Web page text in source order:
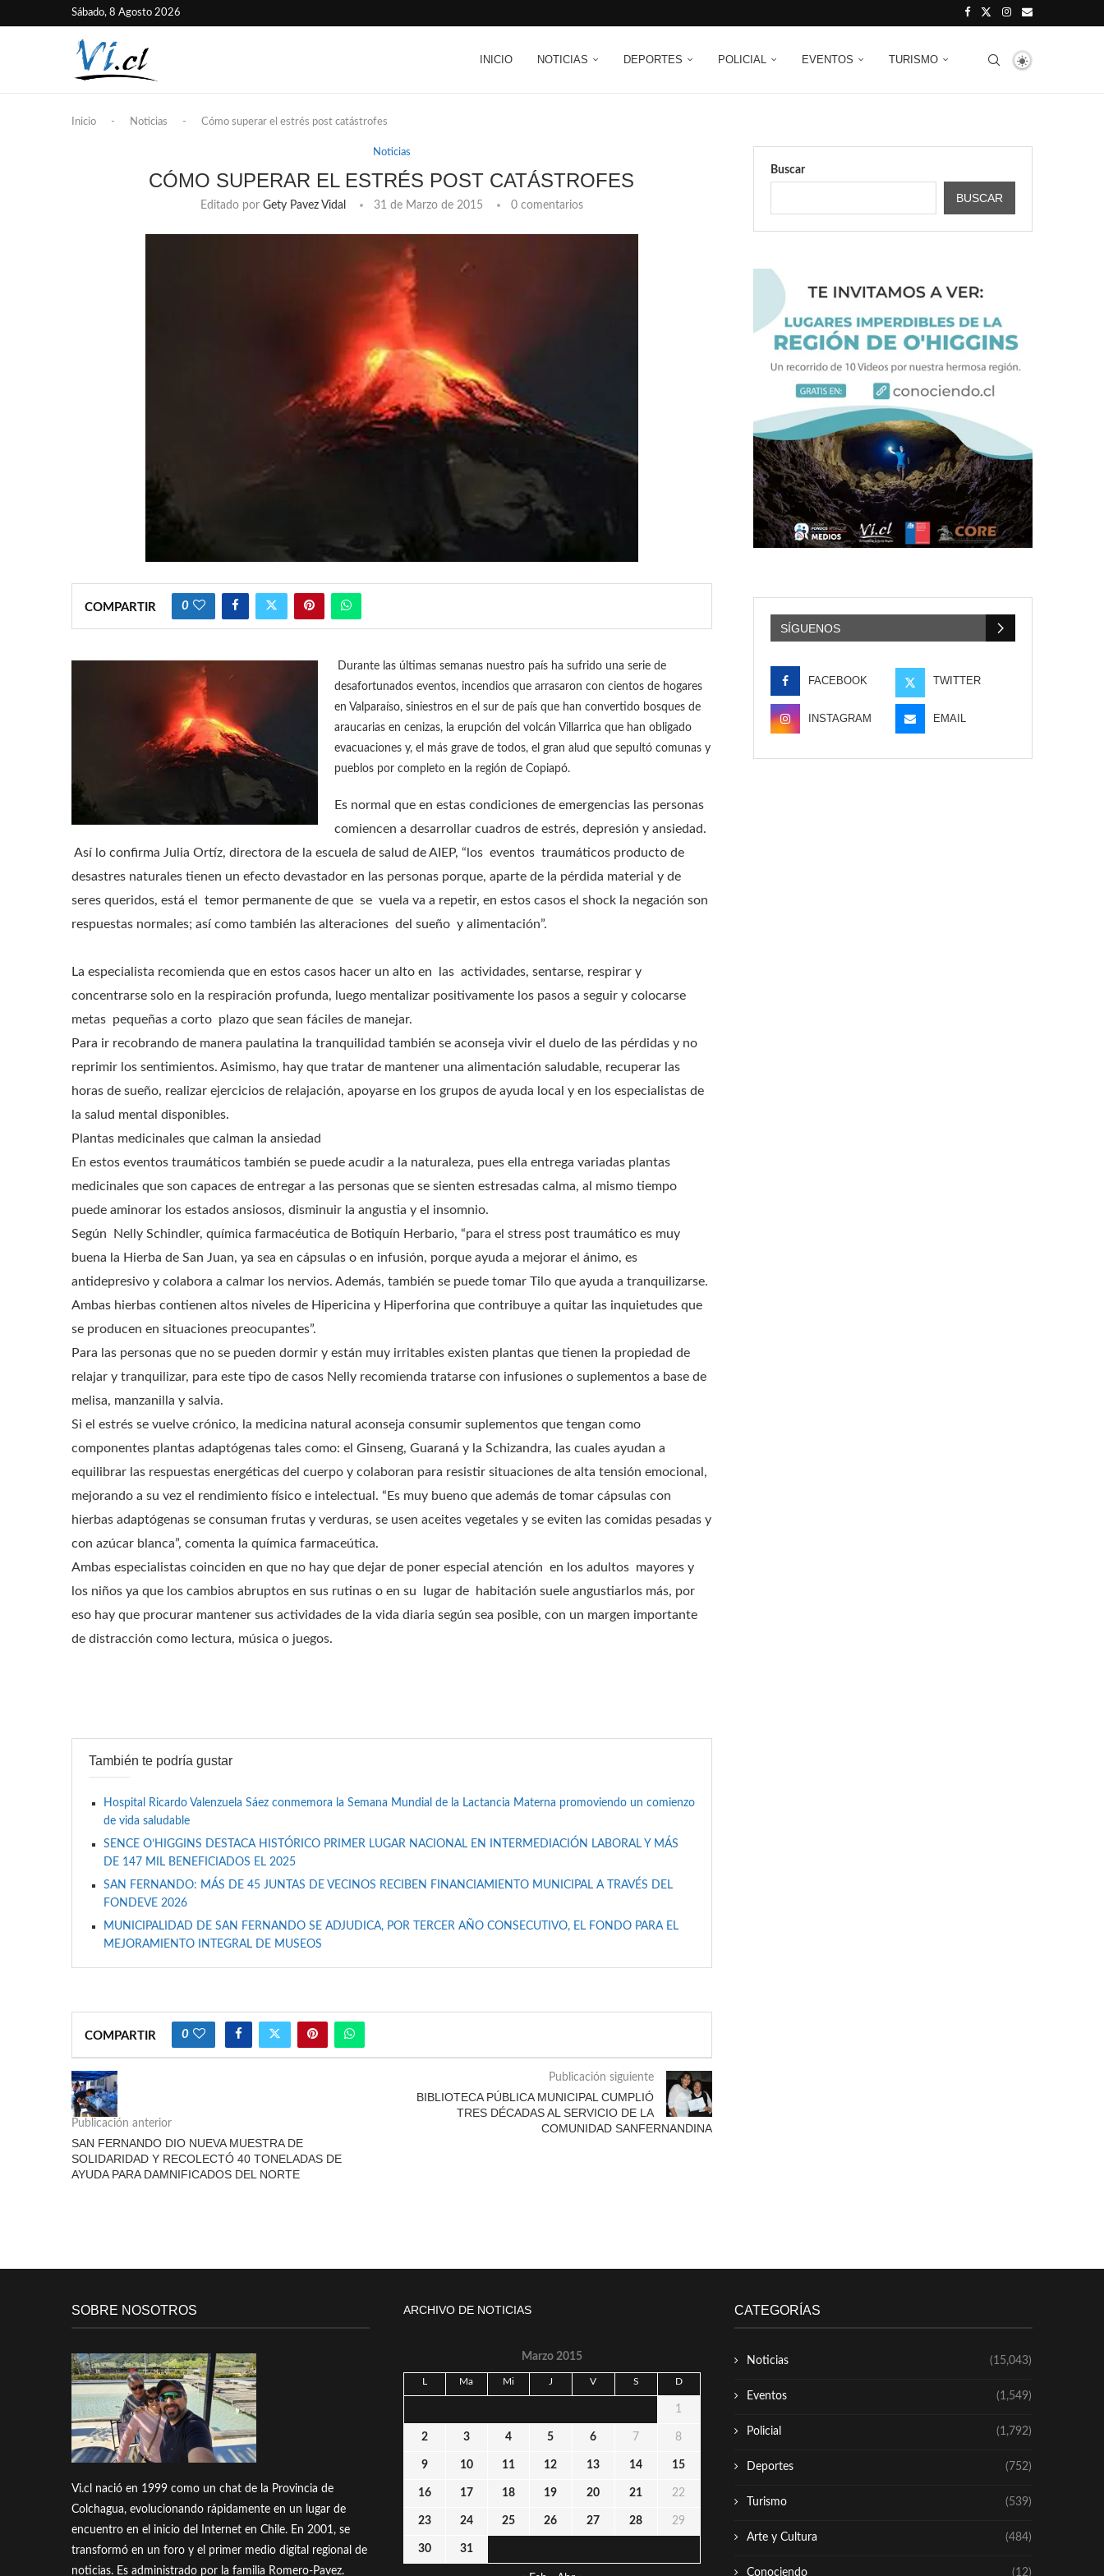
Sábado, 8 Agosto 2026
INICIO NOTICIAS DEPORTES POLICIAL EVENTOS TURISMO
Inicio - Noticias - Cómo superar el estrés post catástrofes
Noticias
CÓMO SUPERAR EL ESTRÉS POST CATÁSTROFES
Editado por Gety Pavez Vidal 31 de Marzo de 2015 0 comentarios
COMPARTIR 0
Durante las últimas semanas nuestro país ha sufrido una serie de
desafortunados eventos, incendios que arrasaron con cientos de hogares
en Valparaíso, siniestros en el sur de país que han convertido bosques de
araucarias en cenizas, la erupción del volcán Villarrica que han obligado
evacuaciones y, el más grave de todos, el gran alud que sepultó comunas y
pueblos por completo en la región de Copiapó.
Es normal que en estas condiciones de emergencias las personas
comiencen a desarrollar cuadros de estrés, depresión y ansiedad.
Así lo confirma Julia Ortíz, directora de la escuela de salud de AIEP, “los eventos traumáticos producto de
desastres naturales tienen un efecto devastador en las personas porque, aparte de la pérdida material y de
seres queridos, está el temor permanente de que se vuela va a repetir, en estos casos el shock la negación son
respuestas normales; así como también las alteraciones del sueño y alimentación”.
La especialista recomienda que en estos casos hacer un alto en las actividades, sentarse, respirar y
concentrarse solo en la respiración profunda, luego mentalizar positivamente los pasos a seguir y colocarse
metas pequeñas a corto plazo que sean fáciles de manejar.
Para ir recobrando de manera paulatina la tranquilidad también se aconseja vivir el duelo de las pérdidas y no
reprimir los sentimientos. Asimismo, hay que tratar de mantener una alimentación saludable, recuperar las
horas de sueño, realizar ejercicios de relajación, apoyarse en los grupos de ayuda local y en los especialistas de
la salud mental disponibles.
Plantas medicinales que calman la ansiedad
En estos eventos traumáticos también se puede acudir a la naturaleza, pues ella entrega variadas plantas
medicinales que son capaces de entregar a las personas que se sienten estresadas calma, al mismo tiempo
puede aminorar los estados ansiosos, disminuir la angustia y el insomnio.
Según Nelly Schindler, química farmacéutica de Botiquín Herbario, “para el stress post traumático es muy
buena la Hierba de San Juan, ya sea en cápsulas o en infusión, porque ayuda a mejorar el ánimo, es
antidepresivo y colabora a calmar los nervios. Además, también se puede tomar Tilo que ayuda a tranquilizarse.
Ambas hierbas contienen altos niveles de Hipericina y Hiperforina que contribuye a quitar las inquietudes que
se producen en situaciones preocupantes”.
Para las personas que no se pueden dormir y están muy irritables existen plantas que tienen la propiedad de
relajar y tranquilizar, para este tipo de casos Nelly recomienda tratarse con infusiones o suplementos a base de
melisa, manzanilla y salvia.
Si el estrés se vuelve crónico, la medicina natural aconseja consumir suplementos que tengan como
componentes plantas adaptógenas tales como: el Ginseng, Guaraná y la Schizandra, las cuales ayudan a
equilibrar las respuestas energéticas del cuerpo y colaboran para resistir situaciones de alta tensión emocional,
mejorando a su vez el rendimiento físico e intelectual. “Es muy bueno que además de tomar cápsulas con
hierbas adaptógenas se consuman frutas y verduras, se usen aceites vegetales y se eviten las comidas pesadas y
con azúcar blanca”, comenta la química farmaceútica.
Ambas especialistas coinciden en que no hay que dejar de poner especial atención en los adultos mayores y
los niños ya que los cambios abruptos en sus rutinas o en su lugar de habitación suele angustiarlos más, por
eso hay que procurar mantener sus actividades de la vida diaria según sea posible, con un margen importante
de distracción como lectura, música o juegos.
También te podría gustar
Hospital Ricardo Valenzuela Sáez conmemora la Semana Mundial de la Lactancia Materna promoviendo un comienzo
de vida saludable
SENCE O’HIGGINS DESTACA HISTÓRICO PRIMER LUGAR NACIONAL EN INTERMEDIACIÓN LABORAL Y MÁS
DE 147 MIL BENEFICIADOS EL 2025
SAN FERNANDO: MÁS DE 45 JUNTAS DE VECINOS RECIBEN FINANCIAMIENTO MUNICIPAL A TRAVÉS DEL
FONDEVE 2026
MUNICIPALIDAD DE SAN FERNANDO SE ADJUDICA, POR TERCER AÑO CONSECUTIVO, EL FONDO PARA EL
MEJORAMIENTO INTEGRAL DE MUSEOS
COMPARTIR 0
Publicación anterior
SAN FERNANDO DIO NUEVA MUESTRA DE
SOLIDARIDAD Y RECOLECTÓ 40 TONELADAS DE
AYUDA PARA DAMNIFICADOS DEL NORTE
Publicación siguiente
BIBLIOTECA PÚBLICA MUNICIPAL CUMPLIÓ
TRES DÉCADAS AL SERVICIO DE LA
COMUNIDAD SANFERNANDINA
Buscar
BUSCAR
SÍGUENOS
FACEBOOK TWITTER
INSTAGRAM EMAIL
SOBRE NOSOTROS
Vi.cl nació en 1999 como un chat de la Provincia de
Colchagua, evolucionando rápidamente en un lugar de
encuentro en el inicio del Internet en Chile. En 2001, se
transformó en un foro y el primer medio digital regional de
noticias. Es administrado por la familia Romero-Pavez.
ARCHIVO DE NOTICIAS
Marzo 2015
L Ma Mi J V S D
1
2 3 4 5 6 7 8
9 10 11 12 13 14 15
16 17 18 19 20 21 22
23 24 25 26 27 28 29
30 31
CATEGORÍAS
Noticias (15,043)
Eventos (1,549)
Policial (1,792)
Deportes (752)
Turismo (539)
Arte y Cultura (484)
Conociendo (12)